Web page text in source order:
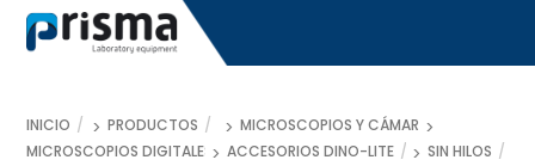
Skip
INICIO PRODUCTOS
MICROSCOPIOS Y CÁMARAS
MICROSCOPIOS DIGITALES DINO-LITEACCESORIOS DINO-LITE
SIN HILOS